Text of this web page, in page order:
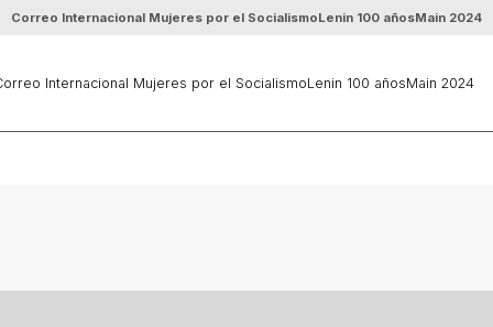
Correo Internacional Mujeres por el SocialismoLenin 100 añosMain 2024
Internacional Mujeres por el SocialismoLenin 100 añosMain 2024